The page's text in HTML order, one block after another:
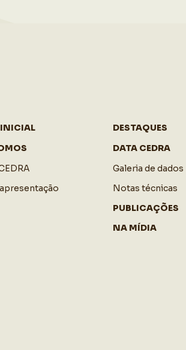
DESTAQUES
DATA CEDRA
Galeria de dados
Notas técnicas
PUBLICAÇÕES
NA MÍDIA